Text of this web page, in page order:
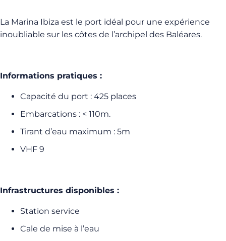
La Marina Ibiza est le port idéal pour une expérience
inoubliable sur les côtes de l’archipel des Baléares.
Informations pratiques :
Capacité du port : 425 places
Embarcations : < 110m.
Tirant d’eau maximum : 5m
VHF 9
Infrastructures disponibles :
Station service
Cale de mise à l’eau